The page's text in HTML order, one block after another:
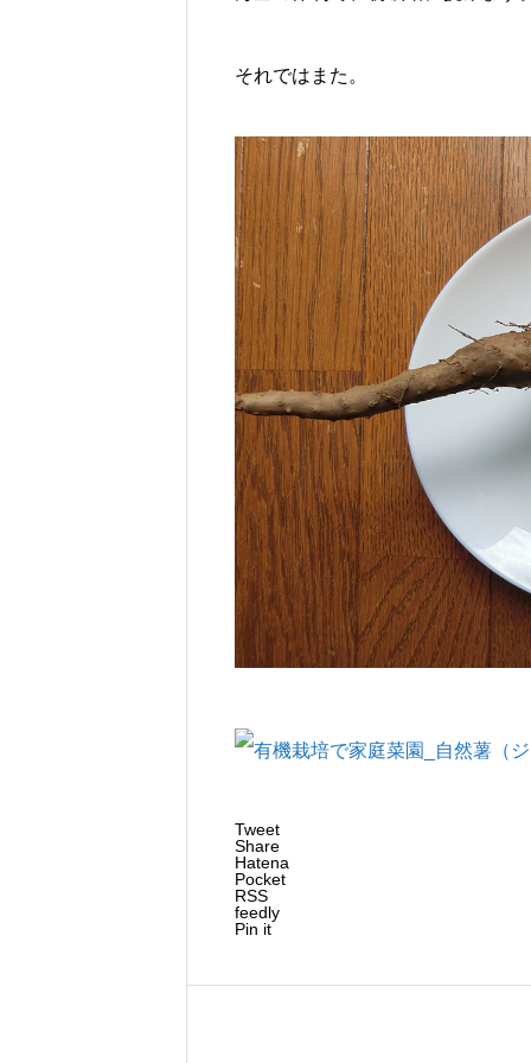
野菜が育つしくみを知れば、有機
たん
家庭菜園
FEATURE
2
教科書どおりにやっても上手くいか
それではまた。
Tweet
Share
Hatena
Pocket
RSS
feedly
Pin it